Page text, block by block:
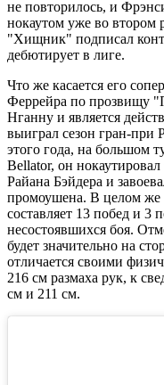
не повторилось, и
нокаутом уже во втором
"Хищник" подписал
дебютирует в лиге.
Что же касается его
Феррейра по прозвищу
Нганну и является
выиграл сезон гран-при
этого года, на большом
Bellator, он
Райана Бэйдера и
промоушена. В целом же
составляет 13 побед и 3
несостоявшихся боя.
будет значительно на
отличается своими
216 см размаха рук, к
см и 211 см.